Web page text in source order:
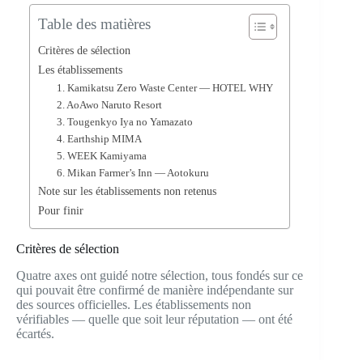
Table des matières
Critères de sélection
Les établissements
1. Kamikatsu Zero Waste Center — HOTEL WHY
2. AoAwo Naruto Resort
3. Tougenkyo Iya no Yamazato
4. Earthship MIMA
5. WEEK Kamiyama
6. Mikan Farmer’s Inn — Aotokuru
Note sur les établissements non retenus
Pour finir
Critères de sélection
Quatre axes ont guidé notre sélection, tous fondés sur ce
qui pouvait être confirmé de manière indépendante sur
des sources officielles. Les établissements non
vérifiables — quelle que soit leur réputation — ont été
écartés.